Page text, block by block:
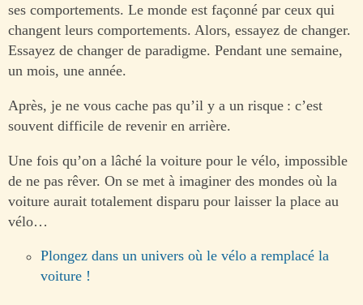
ses comportements. Le monde est façonné par ceux qui
changent leurs comportements. Alors, essayez de changer.
Essayez de changer de paradigme. Pendant une semaine,
un mois, une année.
Après, je ne vous cache pas qu’il y a un risque : c’est
souvent difficile de revenir en arrière.
Une fois qu’on a lâché la voiture pour le vélo, impossible
de ne pas rêver. On se met à imaginer des mondes où la
voiture aurait totalement disparu pour laisser la place au
vélo…
Plongez dans un univers où le vélo a remplacé la
voiture !